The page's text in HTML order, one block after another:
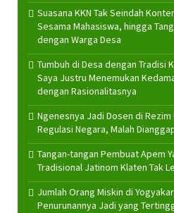
Suasana KKN Tak Seindah
Sesama Mahasiswa, hingga
dengan Warga Desa
Tumbuh di Desa dengan Tradisi
Saya Justru Menemukan
dengan Rasionalitasnya
Ngenesnya Jadi Dosen di
Regulasi Negara, Malah
Tangan-tangan Pembuat Apem
Tradisional Jatinom Klaten Tak
Jumlah Orang Miskin di
Penurunannya Jadi yang